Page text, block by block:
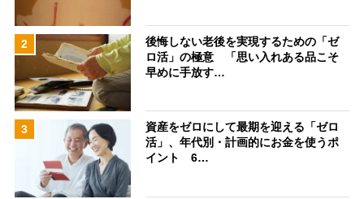
2
後悔しない老後を実現するための「ゼ
ロ活」の極意 「思い入れある品こそ
早めに手放す…
3
資産をゼロにして最期を迎える「ゼロ
活」、年代別・計画的にお金を使うポ
イント 6…